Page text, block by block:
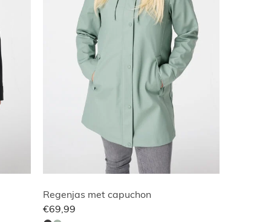
Regenjas met capuchon
€69,99